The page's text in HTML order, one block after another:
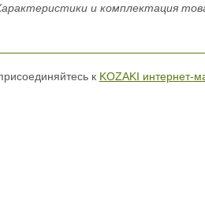
и комплектация
к KOZAKI интернет-